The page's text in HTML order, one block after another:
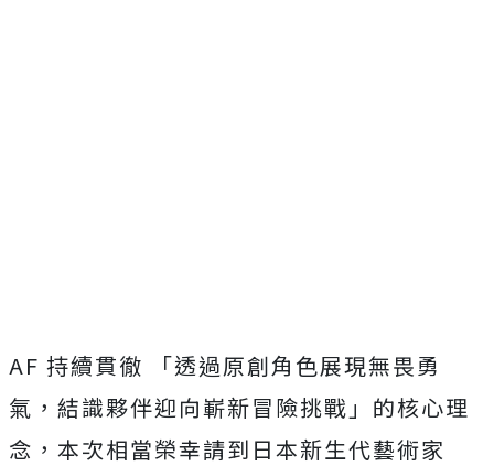
AF 持續貫徹 「透過原創角色展現無畏勇
氣，結識夥伴迎向嶄新冒險挑戰」 的核心理
念，本次相當榮幸請到日本新生代藝術家